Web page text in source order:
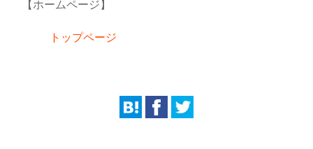
【ホームページ】
トップページ